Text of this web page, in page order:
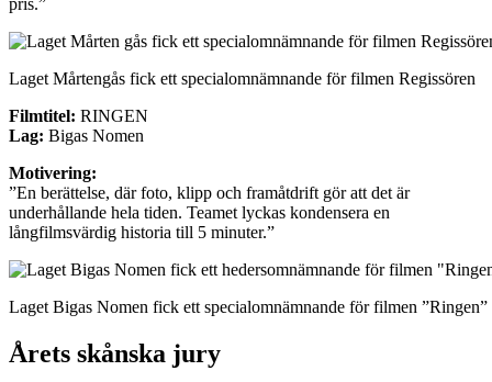
Laget Mårtengås fick ett specialomnämnande för filmen Regissören
Filmtitel: RINGEN
Lag: Bigas Nomen
Motivering:
”En berättelse, där foto, klipp och framåtdrift gör att det är
underhållande hela tiden. Teamet lyckas kondensera en
långfilmsvärdig historia till 5 minuter.”
Laget Bigas Nomen fick ett specialomnämnande för filmen ”Ringen”
Årets skånska jury